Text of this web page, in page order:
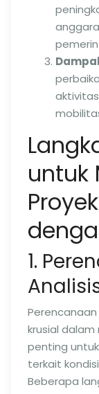
untuk
1.
krusial
penting
terkait
Beberapa